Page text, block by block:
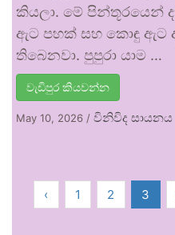
කියලා. මේ පින්තූරයෙන්
ඇට පහක් සහ කොඳු ඇට
තිබෙනවා. පුපුරා යාම …
වැඩිපුර කියවන්න
May 10, 2026 / විනිවිද සායනය
‹ 1 2 3